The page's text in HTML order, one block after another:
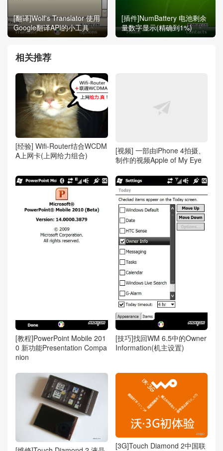
[翻译]Wolf's Translator 使用
Google翻译API的小工具
[插件]NumBattery 电池剩余
量数字显示(精确到1%)
相关推荐
[经验] Wifi-Router结合WCDM
A上网卡(上网给力组合)
[视频] 一部由iPhone 4拍摄、
制作的视频Apple of My Eye
[教程]PowerPoint Mobile 201
0 新功能Presentation Compa
nion
[技巧]找回WM 6.5中的Owner
Information(机主设置)
[3G]Touch Diamond 2中国联